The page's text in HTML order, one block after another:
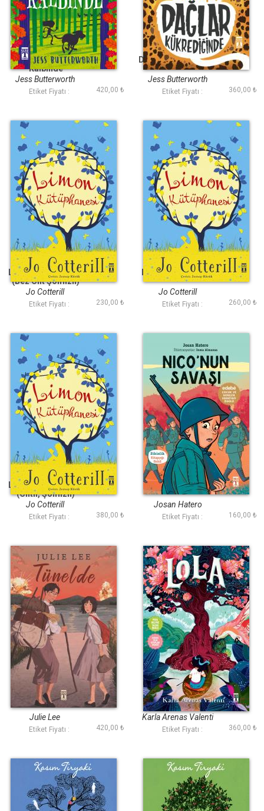
Vahşi Doğanın
Kalbinde
Jess Butterworth
Etiket Fiyatı : 420,00 ₺
Dağlar Kükrediğinde
Jess Butterworth
Etiket Fiyatı : 360,00 ₺
Limon Kütüphanesi
(Bez Cilt Şömizli)
Jo Cotterill
Etiket Fiyatı : 230,00 ₺
Limon Kütüphanesi
Jo Cotterill
Etiket Fiyatı : 260,00 ₺
Limon Kütüphanesi
(Ciltli, Şömizli)
Jo Cotterill
Etiket Fiyatı : 380,00 ₺
Niconun Savaşı
Josan Hatero
Etiket Fiyatı : 160,00 ₺
Tünelde
Julie Lee
Etiket Fiyatı : 420,00 ₺
Lola
Karla Arenas Valenti
Etiket Fiyatı : 360,00 ₺